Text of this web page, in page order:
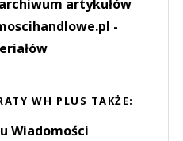
artykułów
-
WH PLUS TAKŻE:
Wiadomości